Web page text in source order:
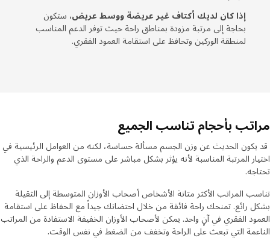
إذا كان لديك أكتاف غير عريضة ووسط عريض،ستكون
بحاجة إلى مرتبة مزودة بمناطق راحة حيث توفر الدعم المناسب
لمنطقة الوركين وتحافظ على استقامة العمود الفقري.
بأحجام تناسب الجميع
الحديث عن وزن الجسم مسألة حساسة، لكنه من العوامل الرئيسية في
المرتبة المناسبة لأنه يؤثر بشكل مباشر على مستوى الدعم والراحة الذي
المراتب الأكثر متانة الأشخاص أصحاب الأوزان المتوسطة إلى الثقيلة
رائع. تمنحك راحة فائقة من خلال احتضانك جيداً مع الحفاظ على استقامة
الفقري في آنٍ واحد. يمكن لأصحاب الأوزان الخفيفة الاستفادة من المراتب
التي تبعث على الراحة وتخفف من الضغط في نفس الوقت.